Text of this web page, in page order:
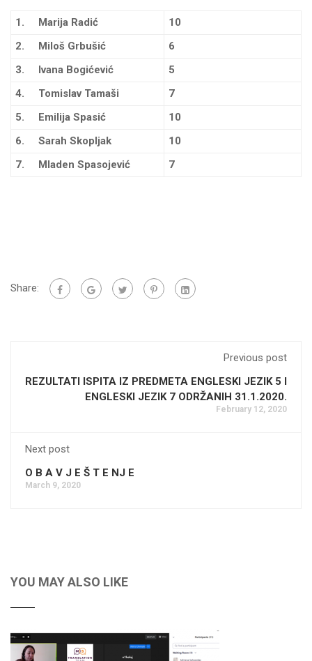
1. Marija Radić
10
2.
Miloš Grbušić
6
3.
Ivana Bogićević
5
4. Tomislav Tamaši
7
5.
Emilija Spasić
10
6. Sarah Skopljak
10
7.
Mladen Spasojević 7
Share:
Previous post
REZULTATI ISPITA IZ PREDMETA ENGLESKI JEZIK 5 I
ENGLESKI JEZIK 7 ODRŽANIH 31.1.2020.
February 12, 2020
Next post
O B A V J E Š T E NJ E
March 9, 2020
YOU MAY ALSO LIKE